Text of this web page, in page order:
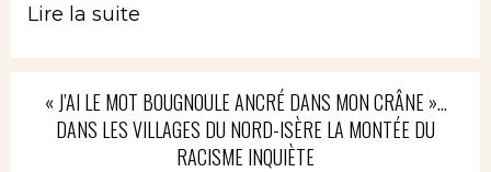
Lire la suite
« J’AI LE MOT BOUGNOULE ANCRÉ DANS MON CRÂNE »…
DANS LES VILLAGES DU NORD-ISÈRE LA MONTÉE DU
RACISME INQUIÈTE